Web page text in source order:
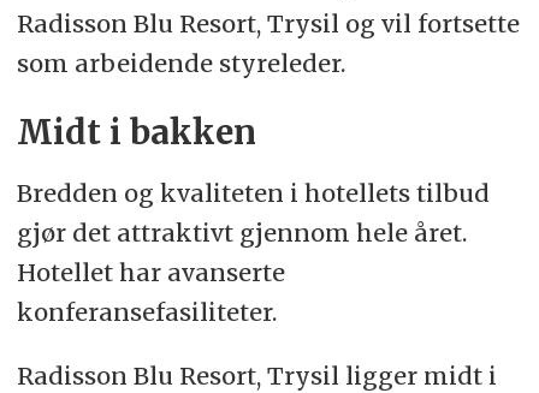
Radisson Blu Resort, Trysil og vil fortsette
som arbeidende styreleder.
Midt i bakken
Bredden og kvaliteten i hotellets tilbud
gjør det attraktivt gjennom hele året.
Hotellet har avanserte
konferansefasiliteter.
Radisson Blu Resort, Trysil ligger midt i